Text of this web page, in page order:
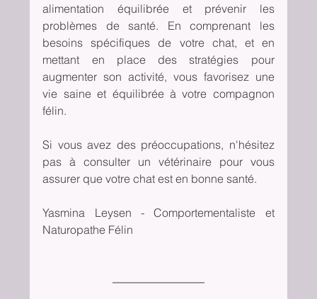
alimentation équilibrée et prévenir les
problèmes de santé. En comprenant les
besoins spécifiques de votre chat, et en
mettant en place des stratégies pour
augmenter son activité, vous favorisez une
vie saine et équilibrée à votre compagnon
félin.
Si vous avez des préoccupations, n'hésitez
pas à consulter un vétérinaire pour vous
assurer que votre chat est en bonne santé.
Yasmina Leysen - Comportementaliste et
Naturopathe Félin